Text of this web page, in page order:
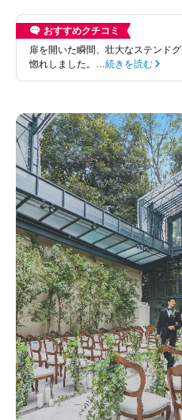
おすすめクチコミ
扉を開いた瞬間、壮大なステンド
惚れしました。… 続きを読む